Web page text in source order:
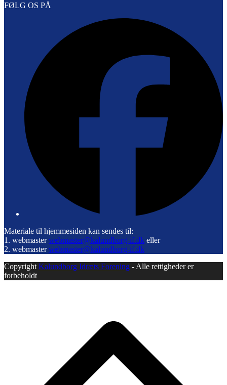
FØLG OS PÅ
Materiale til hjemmesiden kan sendes til:
1. webmasterwebmaster@kalundborg-if.dk eller
2. webmasterwebmaster@kalundborg-if.dk
Copyright Kalundborg Idræts Forening - Alle rettigheder er
forbeholdt